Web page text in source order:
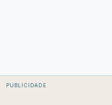
PUBLICIDADE